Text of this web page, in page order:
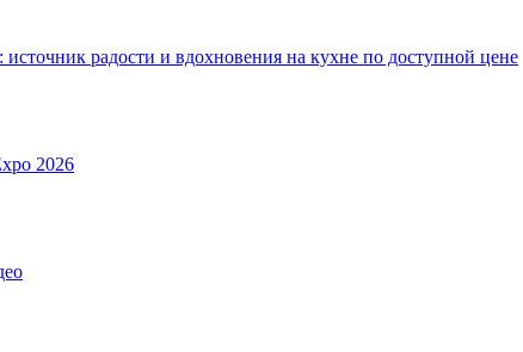
радости и вдохновения на кухне по доступной цене
2026